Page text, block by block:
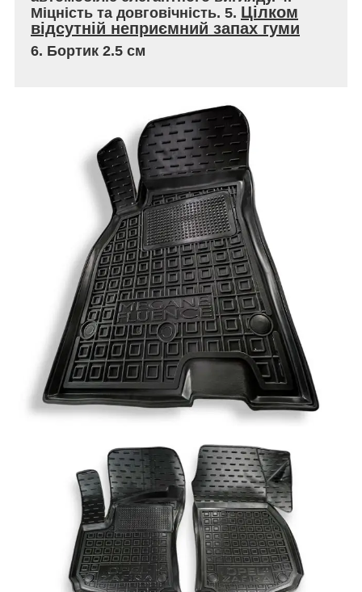
Міцність та довговічність. 5. Цілком
відсутній неприємний запах гуми
6. Бортик 2.5 см